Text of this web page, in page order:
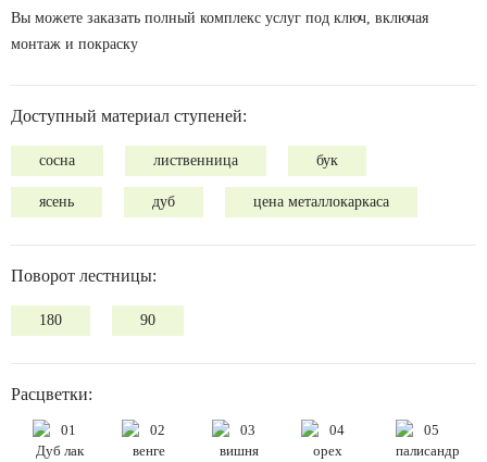
Вы можете заказать полный комплекс услуг под ключ, включая
монтаж и покраску
Доступный материал ступеней:
сосна лиственница бук
ясень дуб цена металлокаркаса
Поворот лестницы:
180 90
Расцветки: